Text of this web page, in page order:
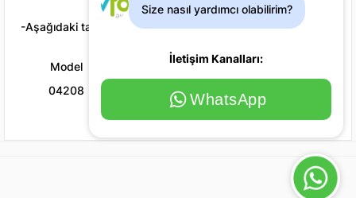
-Aşağıdaki tablo ürünün tüm renkleri için geçerli bir tablodur.
Model Ağırlık (gr) Yüzme Şekli
04208
21
Size nasıl yardımcı olabilirim?
İletişim Kanalları:
WhatsApp